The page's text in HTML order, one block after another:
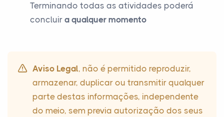
Terminando todas as atividades poderá
concluir a qualquer momento
Aviso Legal, não é permitido reproduzir,
armazenar, duplicar ou transmitir qualquer
parte destas informações, independente
do meio, sem previa autorização dos seus